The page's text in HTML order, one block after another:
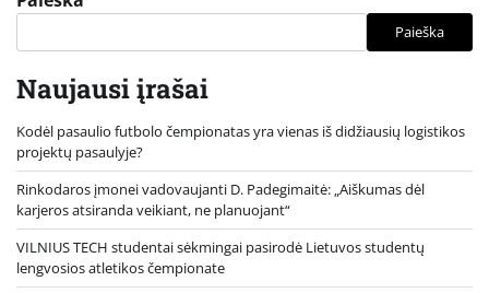
Paieška
Naujausi įrašai
Kodėl pasaulio futbolo čempionatas yra vienas iš didžiausių logistikos
projektų pasaulyje?
Rinkodaros įmonei vadovaujanti D. Padegimaitė: „Aiškumas dėl
karjeros atsiranda veikiant, ne planuojant“
VILNIUS TECH studentai sėkmingai pasirodė Lietuvos studentų
lengvosios atletikos čempionate